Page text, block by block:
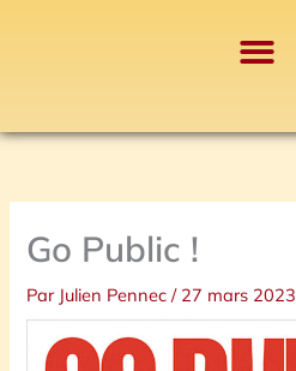
Go Public !
Par Julien Pennec/ 27 mars 2023